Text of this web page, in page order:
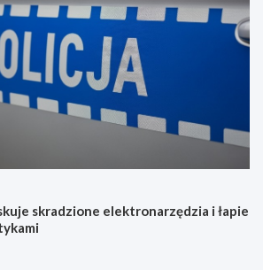
skradzione elektronarzędzia i łapie